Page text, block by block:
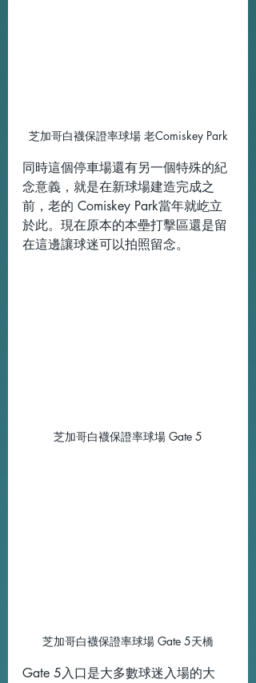
芝加哥白襪保證率球場 老Comiskey Park
同時這個停車場還有另一個特殊的紀
念意義，就是在新球場建造完成之
前，老的 Comiskey Park當年就屹立
於此。現在原本的本壘打擊區還是留
在這邊讓球迷可以拍照留念。
芝加哥白襪保證率球場 Gate 5
芝加哥白襪保證率球場 Gate 5天橋
Gate 5入口是大多數球迷入場的大